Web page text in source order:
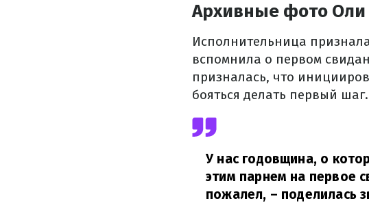
Архивные фото
Исполнительница
вспомнила о первом
призналась, что
бояться делать первый шаг.
У нас годовщина, о
этим парнем на первое
пожалел, – поделилась